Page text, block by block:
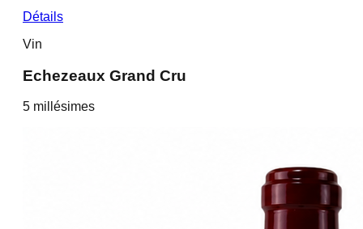
Détails
Vin
Echezeaux Grand Cru
5 millésimes